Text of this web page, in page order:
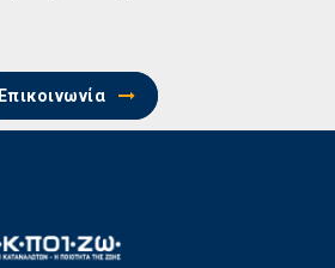
Επικοινωνία